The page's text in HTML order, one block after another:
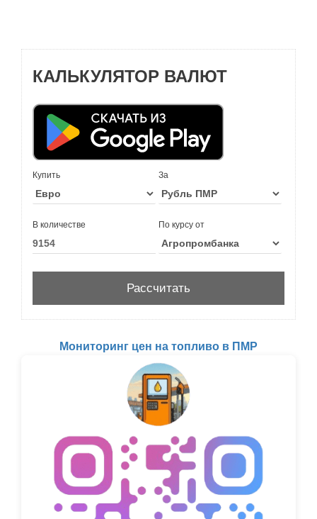
КАЛЬКУЛЯТОР ВАЛЮТ
Купить За
В количестве По курсу от
Мониторинг цен на топливо в ПМР